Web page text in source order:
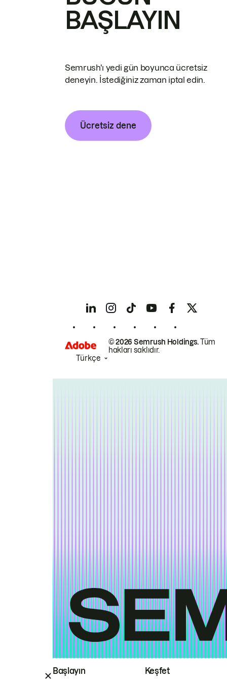
Başlayın Keşfet
BAŞLAYIN
Semrush'ı yedi gün boyunca ücretsiz
deneyin. İstediğiniz zaman iptal edin.
Ücretsiz dene
© 2026 Semrush Holdings.Tüm
hakları saklıdır.
Türkçe